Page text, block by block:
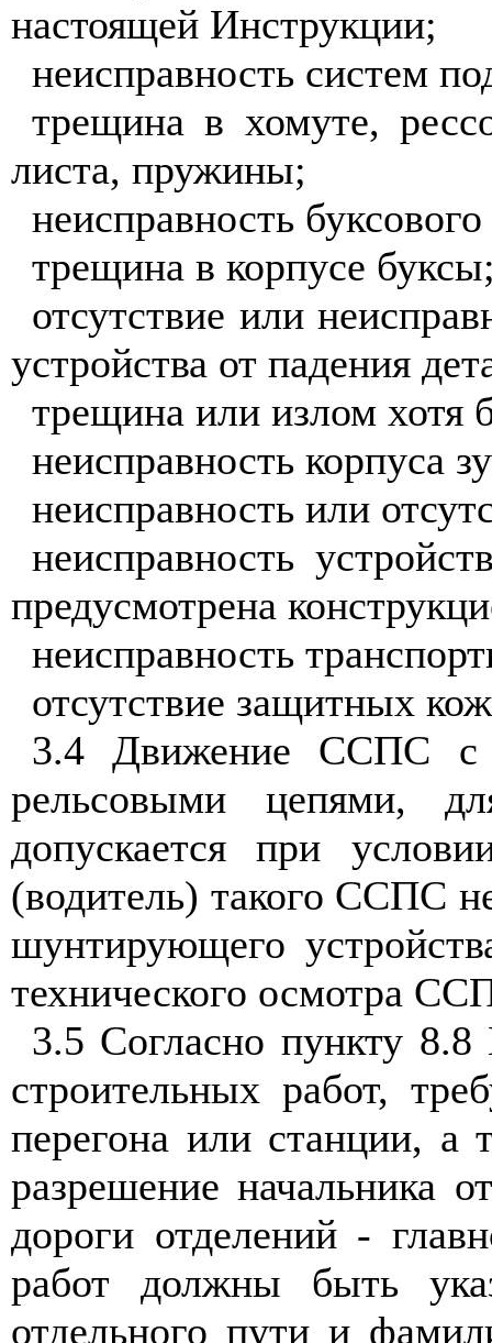
настоящей Инструкции;
неисправность систем
трещина в хомуте,
листа, пружины;
неисправность
трещина в корпусе
отсутствие или
устройства от падения
трещина или излом хотя
неисправность корпуса
неисправность или
неисправность
предусмотрена
неисправность
отсутствие защитных
3.4 Движение ССПС с
рельсовыми цепями,
допускается при
(водитель) такого ССПС
шунтирующего
технического осмотра
3.5 Согласно пункту
строительных работ,
перегона или станции, а
разрешение начальника
дороги отделений -
работ должны быть
отдельного пути и